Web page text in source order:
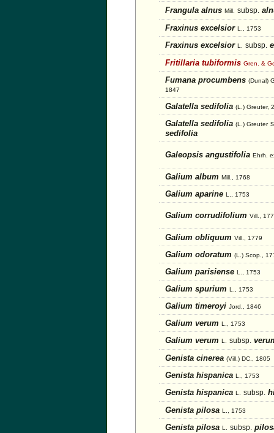
Frangula alnus Mill. subsp.
Fraxinus excelsior L., 1753
Fraxinus excelsior L. subsp.
Fritillaria tubiformis Gren. &
Fumana procumbens (Dunal)
1847
Galatella sedifolia (L.) Greuter,
Galatella sedifolia (L.) Greuter
sedifolia
Galeopsis angustifolia Ehrh.
Galium album Mill., 1768
Galium aparine L., 1753
Galium corrudifolium Vill.,
Galium obliquum Vill., 1779
Galium odoratum (L.) Scop.,
Galium parisiense L., 1753
Galium spurium L., 1753
Galium timeroyi Jord., 1846
Galium verum L., 1753
Galium verum L. subsp.
Genista cinerea (Vill.) DC., 1805
Genista hispanica L., 1753
Genista hispanica L. subsp.
Genista pilosa L., 1753
Genista pilosa L. subsp.